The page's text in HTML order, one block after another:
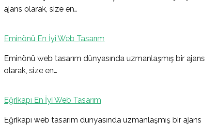
ajans olarak, size en…
Eminönü En İyi Web Tasarım
Eminönü web tasarım dünyasında uzmanlaşmış bir ajans
olarak, size en…
Eğrikapı En İyi Web Tasarım
Eğrikapı web tasarım dünyasında uzmanlaşmış bir ajans